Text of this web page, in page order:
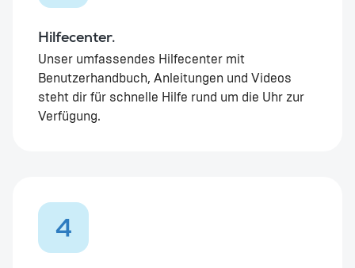
Hilfecenter.
Unser umfassendes Hilfecenter mit
Benutzerhandbuch, Anleitungen und Videos
steht dir für schnelle Hilfe rund um die Uhr zur
Verfügung.
4